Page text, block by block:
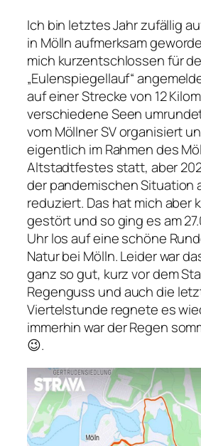
Ich bin letztes Jahr zufällig
in Mölln aufmerksam
mich kurzentschlossen für
„Eulenspiegellauf“
auf einer Strecke von 12
verschiedene Seen
vom Möllner SV organisiert
eigentlich im Rahmen des
Altstadtfestes statt, aber
der pandemischen Situation
reduziert. Das hat mich aber
gestört und so ging es am
Uhr los auf eine schöne
Natur bei Mölln. Leider war
ganz so gut, kurz vor dem
Regenguss und auch die
Viertelstunde regnete es
immerhin war der Regen
😉.